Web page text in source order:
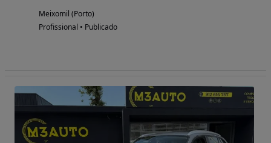
Meixomil (Porto)
Profissional • Publicado